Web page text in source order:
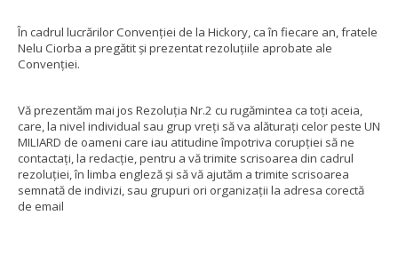
În cadrul lucrărilor Convenției de la Hickory, ca în fiecare an, fratele
Nelu Ciorba a pregătit și prezentat rezoluțiile aprobate ale
Convenției.
Vă prezentăm mai jos Rezoluția Nr.2 cu rugămintea ca toți aceia,
care, la nivel individual sau grup vreți să va alăturați celor peste UN
MILIARD de oameni care iau atitudine împotriva corupției să ne
contactați, la redacție, pentru a vă trimite scrisoarea din cadrul
rezoluției, în limba engleză și să vă ajutăm a trimite scrisoarea
semnată de indivizi, sau grupuri ori organizații la adresa corectă
de email